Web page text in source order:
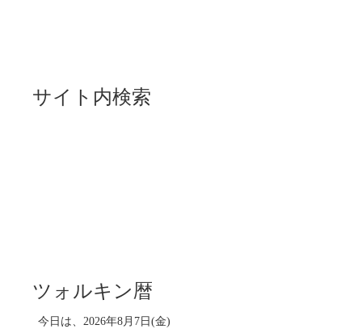
サイト内検索
ツォルキン暦
今日は、2026年8月7日(金)